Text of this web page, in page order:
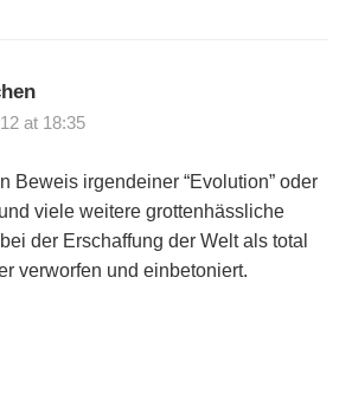
at 18:35
Beweis irgendeiner “Evolution” oder
viele weitere grottenhässliche
der Erschaffung der Welt als total
verworfen und einbetoniert.